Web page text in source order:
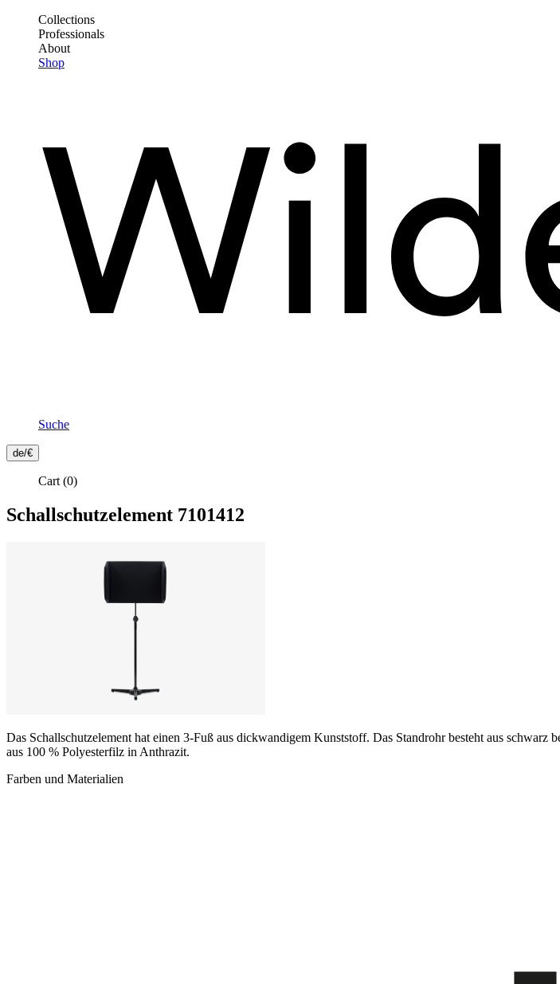
Frontend
Header
Collections
Professionals
About
Shop
Frontend
Header
Secondary
Menu
Suche
de/€
Cart (0)
Schallschutzelement 7101412
Das Schallschutzelement hat einen 3-Fuß aus dickwandigem Kunststoff. Das Standrohr besteht aus
aus 100 % Polyesterfilz in Anthrazit.
Farben und Materialien